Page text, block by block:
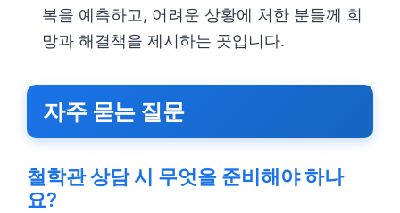
복을 예측하고, 어려운 상황에 처한 분들께 희
망과 해결책을 제시하는 곳입니다.
자주 묻는 질문
철학관 상담 시 무엇을 준비해야 하나
요?